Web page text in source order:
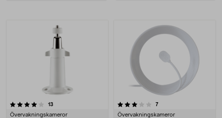
Produkter
13
Övervakningskameror
3.5 av 5 stjärnor 7recensioner
Övervakningskameror